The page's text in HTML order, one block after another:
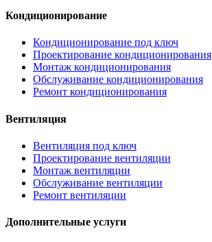
Кондиционирование
Кондиционирование под ключ
Проектирование кондиционирования
Монтаж кондиционирования
Обслуживание кондиционирования
Ремонт кондиционирования
Вентиляция
Вентиляция под ключ
Проектирование вентиляции
Монтаж вентиляции
Обслуживание вентиляции
Ремонт вентиляции
Дополнительные услуги